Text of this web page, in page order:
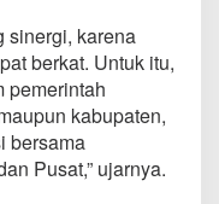
sinergi, karena
berkat. Untuk itu,
pemerintah
kabupaten,
bersama
Pusat,” ujarnya.